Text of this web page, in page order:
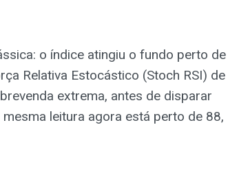
o índice atingiu o fundo perto de
Relativa Estocástico (Stoch RSI) de
extrema, antes de disparar
leitura agora está perto de 88,